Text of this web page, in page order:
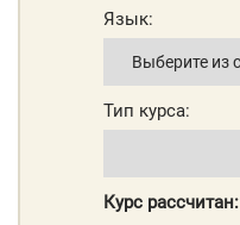
Язык:
Тип курса:
Курс рассчитан: